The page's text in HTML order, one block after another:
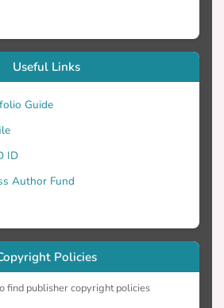
Useful Links
Guide
ID
Author Fund
Policies
find publisher copyright policies